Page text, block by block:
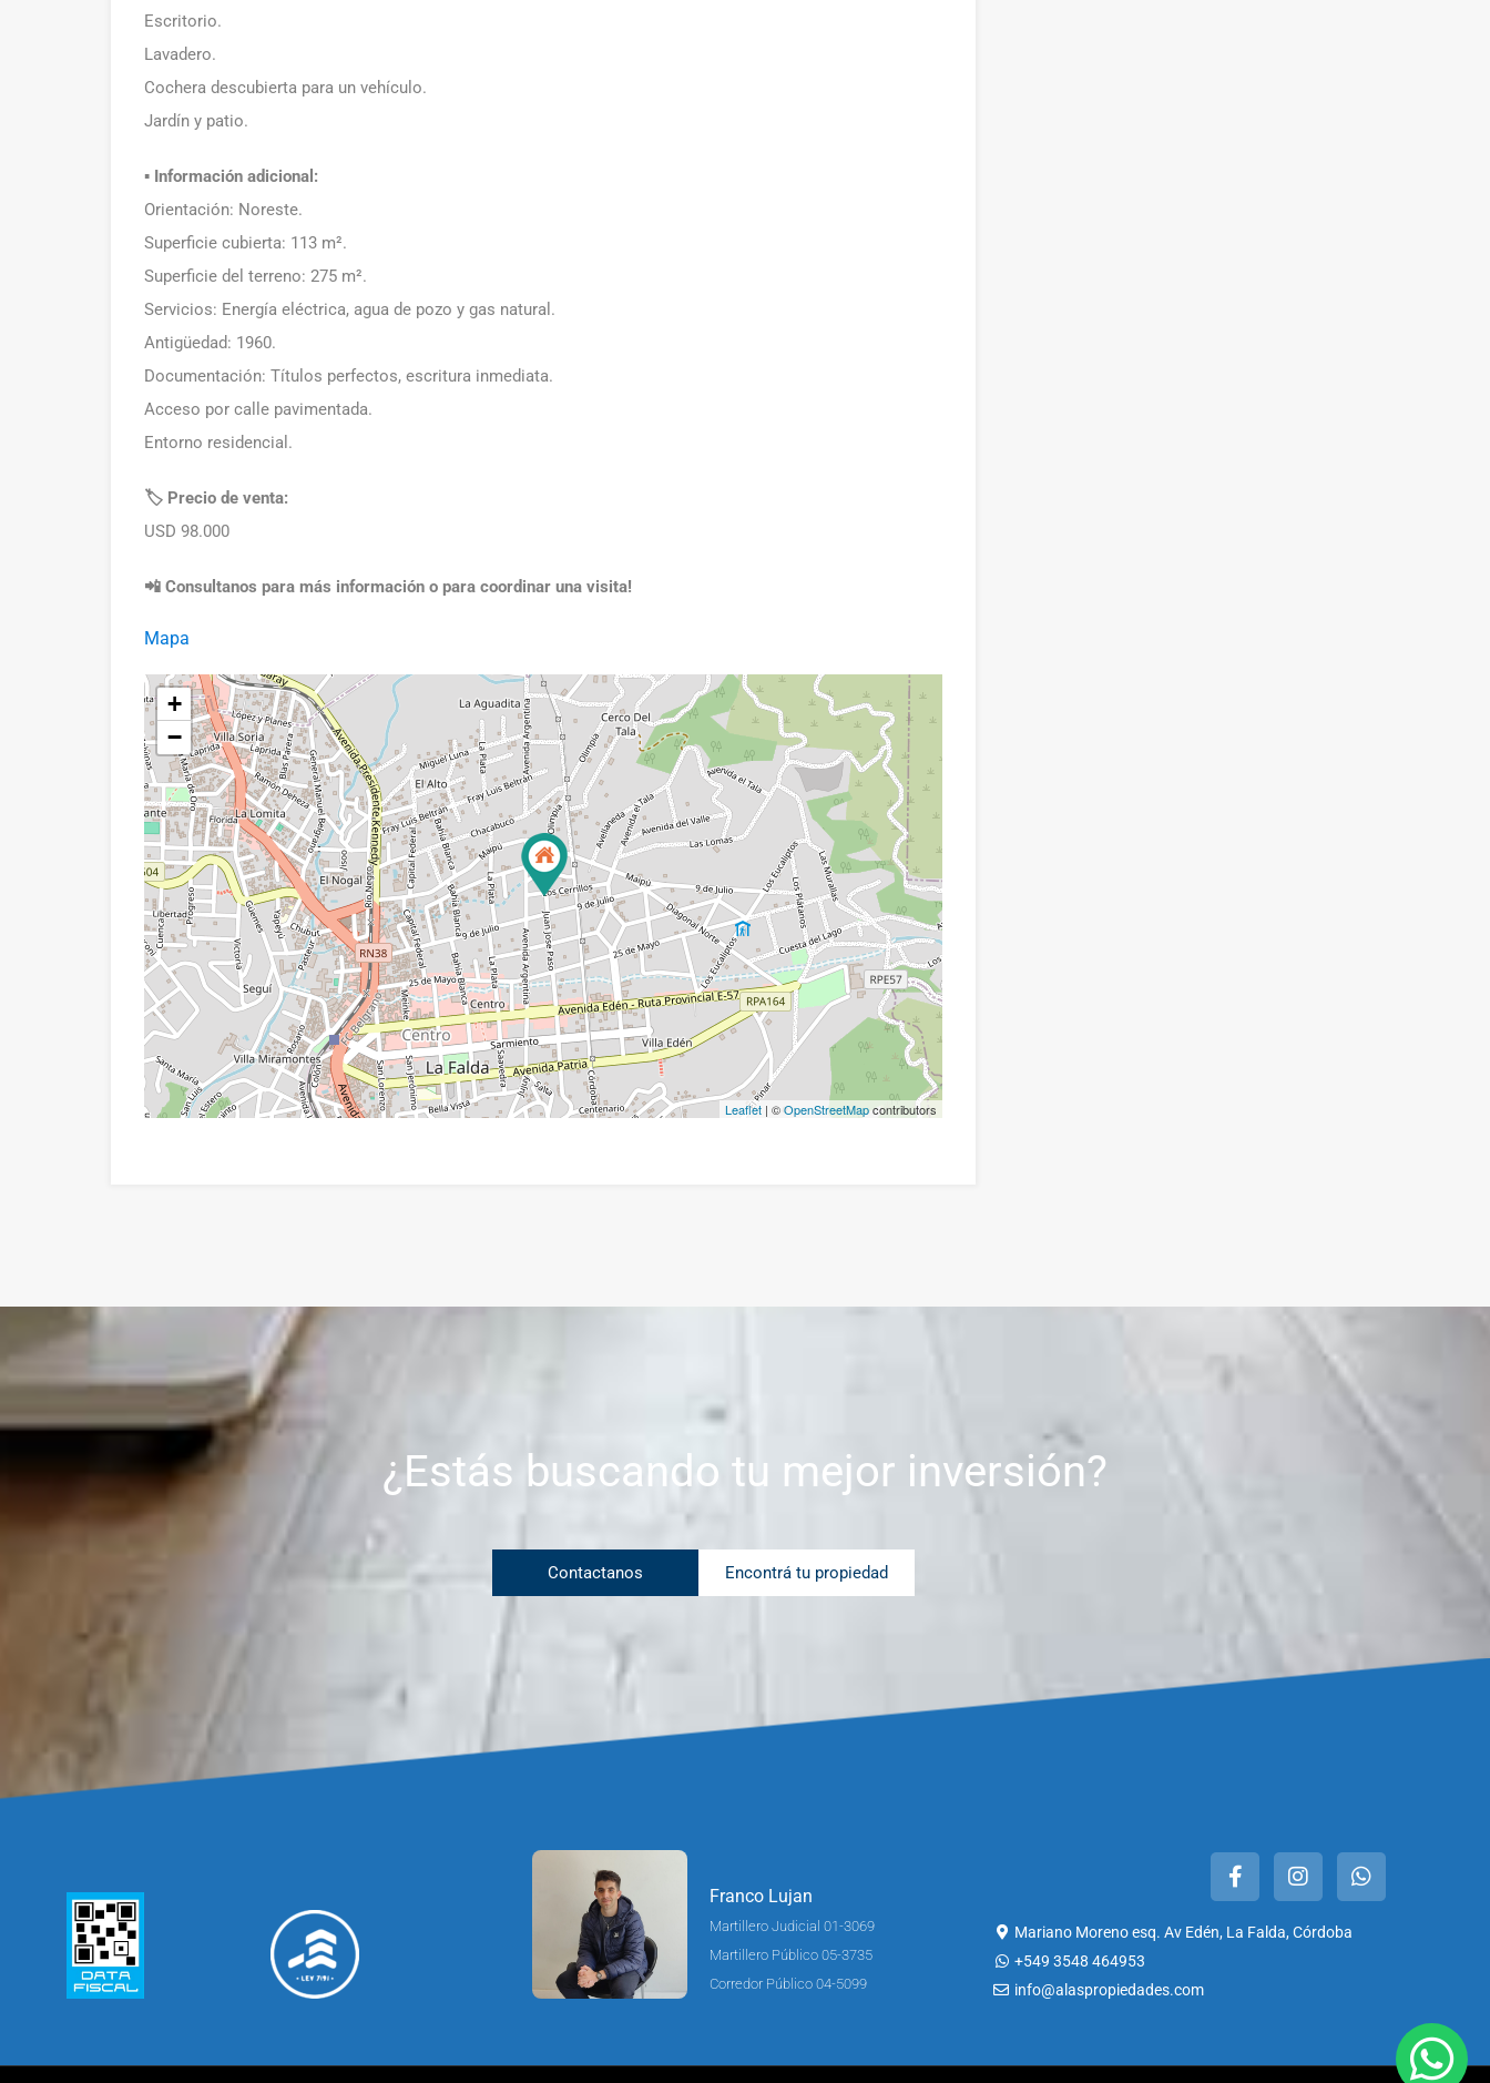
Escritorio.
Lavadero.
Cochera descubierta para un vehículo.
Jardín y patio.
▪️ Información adicional:
Orientación: Noreste.
Superficie cubierta: 113 m².
Superficie del terreno: 275 m².
Servicios: Energía eléctrica, agua de pozo y gas natural.
Antigüedad: 1960.
Documentación: Títulos perfectos, escritura inmediata.
Acceso por calle pavimentada.
Entorno residencial.
🏷️ Precio de venta:
USD 98.000
📲 Consultanos para más información o para coordinar una visita!
Mapa
+
−
Leaflet| ©OpenStreetMapcontributors
¿Estás buscando tu mejor inversión?
Contactanos Encontrá tu propiedad
Franco Lujan
Martillero Judicial 01-3069
Martillero Público 05-3735
Corredor Público 04-5099
Mariano Moreno esq. Av Edén, La Falda, Córdoba
+549 3548 464953
info@alaspropiedades.com